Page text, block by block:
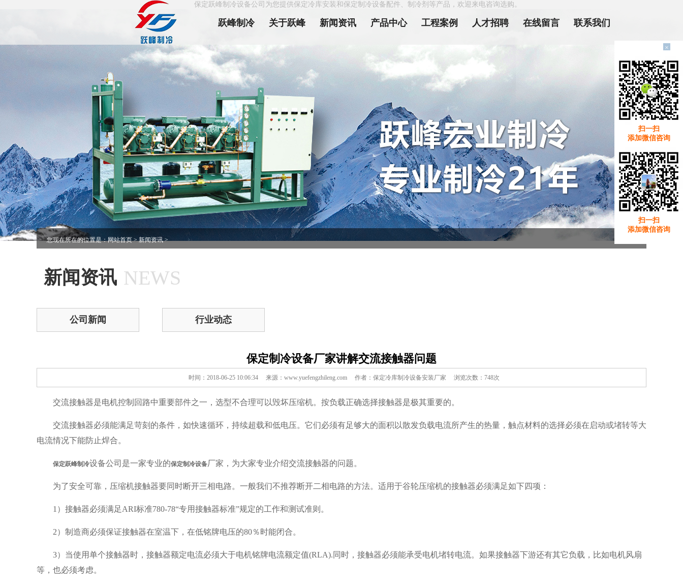
保定跃峰制冷设备公司为您提供保定冷库安装和保定制冷设备配件、制冷剂等产品，欢迎来电咨询选购。
跃峰制冷 关于跃峰 新闻资讯 产品中心 工程案例 人才招聘 在线留言 联系我们
×
扫一扫
添加微信咨询
扫一扫
添加微信咨询
您现在所在的位置是：网站首页>新闻资讯>
新闻资讯 NEWS
公司新闻 行业动态
保定制冷设备厂家讲解交流接触器问题
时间：2018-06-25 10:06:34 来源：www.yuefengzhileng.com 作者：保定冷库制冷设备安装厂家 浏览次数：748次
交流接触器是电机控制回路中重要部件之一，选型不合理可以毁坏压缩机。按负载正确选择接触器是极其重要的。
交流接触器必须能满足苛刻的条件，如快速循环，持续超载和低电压。它们必须有足够大的面积以散发负载电流所产生的热量，触点材料的选择必须在启动或堵转等大
电流情况下能防止焊合。
保定跃峰制冷设备公司是一家专业的保定制冷设备厂家，为大家专业介绍交流接触器的问题。
为了安全可靠，压缩机接触器要同时断开三相电路。一般我们不推荐断开二相电路的方法。适用于谷轮压缩机的接触器必须满足如下四项：
1）接触器必须满足ARI标准780-78“专用接触器标准”规定的工作和测试准则。
2）制造商必须保证接触器在室温下，在低铭牌电压的80％时能闭合。
3）当使用单个接触器时，接触器额定电流必须大于电机铭牌电流额定值(RLA).同时，接触器必须能承受电机堵转电流。如果接触器下游还有其它负载，比如电机风扇
等，也必须考虑。